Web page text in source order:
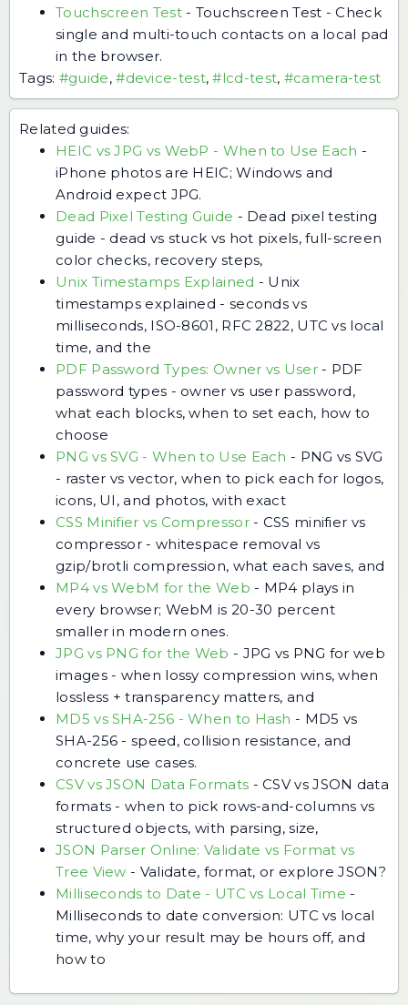
Touchscreen Test- Touchscreen Test - Check
single and multi-touch contacts on a local pad
in the browser.
Tags: #guide,#device-test,#lcd-test, #camera-test
Related guides:
HEIC vs JPG vs WebP - When to Use Each -
iPhone photos are HEIC; Windows and
Android expect JPG.
Dead Pixel Testing Guide - Dead pixel testing
guide - dead vs stuck vs hot pixels, full-screen
color checks, recovery steps,
Unix Timestamps Explained - Unix
timestamps explained - seconds vs
milliseconds, ISO-8601, RFC 2822, UTC vs local
time, and the
PDF Password Types: Owner vs User- PDF
password types - owner vs user password,
what each blocks, when to set each, how to
choose
PNG vs SVG - When to Use Each - PNG vs SVG
- raster vs vector, when to pick each for logos,
icons, UI, and photos, with exact
CSS Minifier vs Compressor- CSS minifier vs
compressor - whitespace removal vs
gzip/brotli compression, what each saves, and
MP4 vs WebM for the Web - MP4 plays in
every browser; WebM is 20-30 percent
smaller in modern ones.
JPG vs PNG for the Web - JPG vs PNG for web
images - when lossy compression wins, when
lossless + transparency matters, and
MD5 vs SHA-256 - When to Hash - MD5 vs
SHA-256 - speed, collision resistance, and
concrete use cases.
CSV vs JSON Data Formats -CSV vs JSON data
formats - when to pick rows-and-columns vs
structured objects, with parsing, size,
JSON Parser Online: Validate vs Format vs
Tree View - Validate, format, or explore JSON?
Milliseconds to Date - UTC vs Local Time -
Milliseconds to date conversion: UTC vs local
time, why your result may be hours off, and
how to